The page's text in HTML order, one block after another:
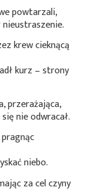
powtarzali,
krew cieknącą
kurz – strony
przerażająca,
nie odwracał.
niebo.
za cel czyny